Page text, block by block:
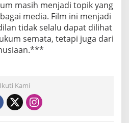
masih menjadi topik yang
media. Film ini menjadi
tidak selalu dapat dilihat
semata, tetapi juga dari
Ikuti Kami